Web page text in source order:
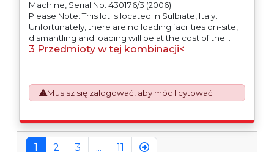
Machine, Serial No. 430176/3 (2006)
Please Note: This lot is located in Sulbiate, Italy.
Unfortunately, there are no loading facilities on-site,
dismantling and loading will be at the cost of the
purchaser. All/Any tooling is being offered as
3 Przedmioty w tej kombinacji<
Musisz się zalogować, aby móc licytować
1 2 3 ... 11